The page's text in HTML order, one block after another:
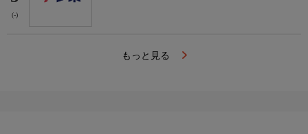
(-)
もっと見る